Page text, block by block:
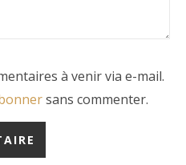
à venir via e-mail.
sans commenter.